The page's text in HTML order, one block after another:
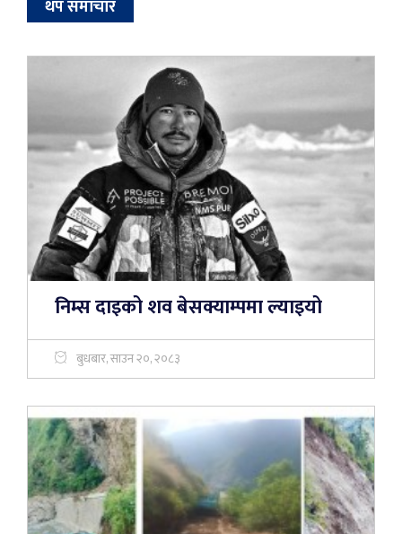
थप समाचार
निम्स दाइको शव बेसक्याम्पमा ल्याइयो
बुधबार, साउन २०, २०८३